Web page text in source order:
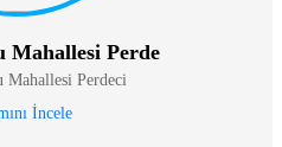
Mahallesi Perde
Mahallesi Perdeci
İncele